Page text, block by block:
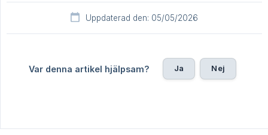
Uppdaterad den: 05/05/2026
Var denna artikel hjälpsam? Ja Nej